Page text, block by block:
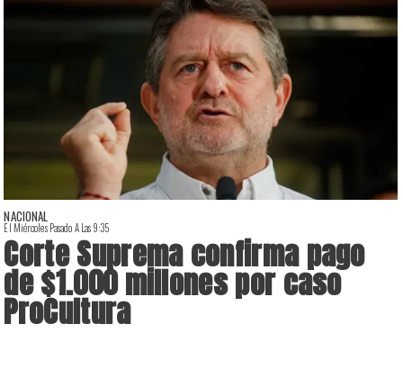
NACIONAL
El Miércoles Pasado A Las 9:35
Corte Suprema confirma pago
de $1.000 millones por caso
ProCultura